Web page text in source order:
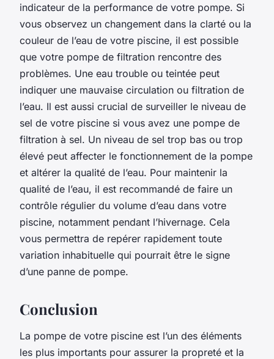
indicateur de la performance de votre pompe. Si
vous observez un changement dans la clarté ou la
couleur de l’eau de votre piscine, il est possible
que votre pompe de filtration rencontre des
problèmes. Une eau trouble ou teintée peut
indiquer une mauvaise circulation ou filtration de
l’eau. Il est aussi crucial de surveiller le niveau de
sel de votre piscine si vous avez une pompe de
filtration à sel. Un niveau de sel trop bas ou trop
élevé peut affecter le fonctionnement de la pompe
et altérer la qualité de l’eau. Pour maintenir la
qualité de l’eau, il est recommandé de faire un
contrôle régulier du volume d’eau dans votre
piscine, notamment pendant l’hivernage. Cela
vous permettra de repérer rapidement toute
variation inhabituelle qui pourrait être le signe
d’une panne de pompe.
Conclusion
La pompe de votre piscine est l’un des éléments
les plus importants pour assurer la propreté et la